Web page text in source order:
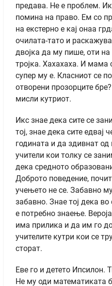
предава. Не е проблем.
помина на право. Ем со
на екстерно е кај онаа
очилата-тато и
двојка да му пише, оти на
тројка. Хахахаха. И мама
супер му е. Класниот се
отворени прозорците
мисли кутриот.
Икс знае дека сите се
тој, знае дека сите едвај
годината и да здивнат од
учители кои толку се
дека средното
Доброто поведение,
учењето не се. Забавно
забавно. Знае тој дека
е потребно знаење.
има прилика и да им го
учителите кутри кои се
сторат.
Еве го и детето Ипсилон.
Не му оди математиката